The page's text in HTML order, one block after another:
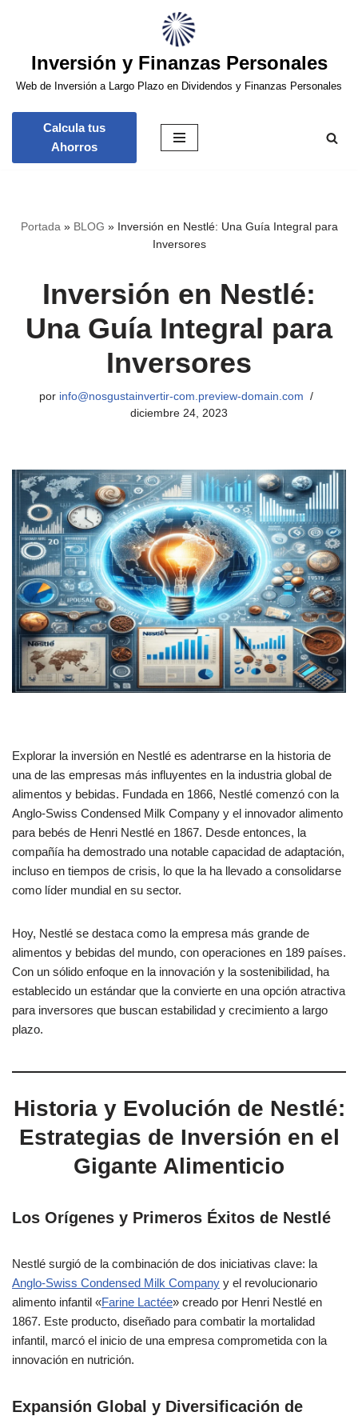
contenido
Inversión y Finanzas Personales
Web de Inversión a Largo Plazo en Dividendos y Finanzas Personales
Calcula tus
Ahorros
Portada » BLOG » Inversión en Nestlé: Una Guía Integral para
Inversores
Inversión en Nestlé:
Una Guía Integral para
Inversores
por info@nosgustainvertir-com.preview-domain.com
diciembre 24, 2023
Explorar la inversión en Nestlé es adentrarse en la historia de
una de las empresas más influyentes en la industria global de
alimentos y bebidas. Fundada en 1866, Nestlé comenzó con la
Anglo-Swiss Condensed Milk Company y el innovador alimento
para bebés de Henri Nestlé en 1867. Desde entonces, la
compañía ha demostrado una notable capacidad de adaptación,
incluso en tiempos de crisis, lo que la ha llevado a consolidarse
como líder mundial en su sector.
Hoy, Nestlé se destaca como la empresa más grande de
alimentos y bebidas del mundo, con operaciones en 189 países.
Con un sólido enfoque en la innovación y la sostenibilidad, ha
establecido un estándar que la convierte en una opción atractiva
para inversores que buscan estabilidad y crecimiento a largo
plazo.
Historia y Evolución de Nestlé:
Estrategias de Inversión en el
Gigante Alimenticio
Los Orígenes y Primeros Éxitos de Nestlé
Nestlé surgió de la combinación de dos iniciativas clave: la
Anglo-Swiss Condensed Milk Company y el revolucionario
alimento infantil «Farine Lactée» creado por Henri Nestlé en
1867. Este producto, diseñado para combatir la mortalidad
infantil, marcó el inicio de una empresa comprometida con la
innovación en nutrición.
Expansión Global y Diversificación de